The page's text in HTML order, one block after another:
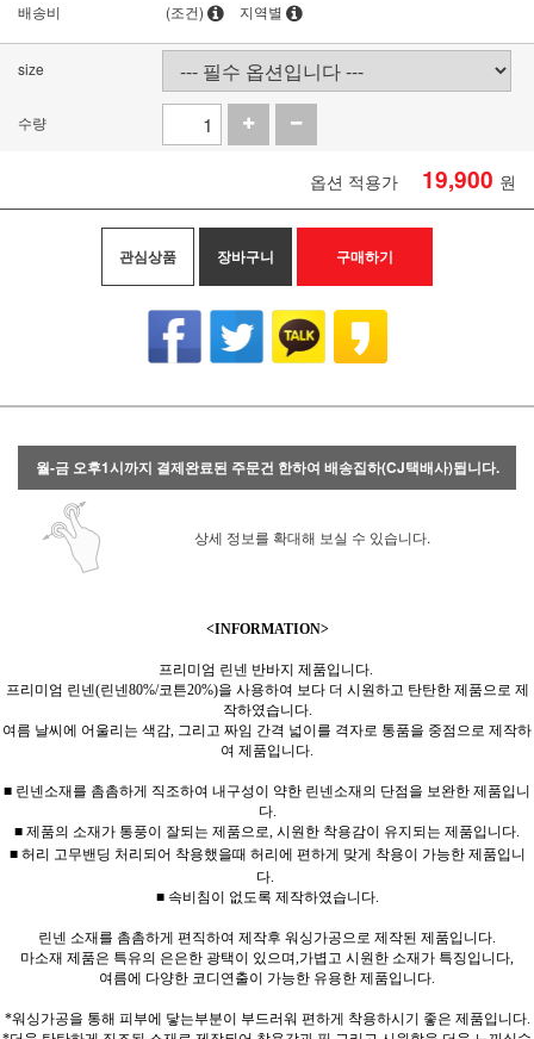
배송비
(조건) 지역별
size
수량
옵션 적용가 19,900 원
관심상품 장바구니 구매하기
월-금 오후1시까지 결제완료된 주문건 한하여 배송집하(CJ택배사)됩니다.
상세 정보를 확대해 보실 수 있습니다.
<INFORMATION>
프리미엄 린넨 반바지 제품입니다.
프리미엄 린넨(린넨80%/코튼20%)을 사용하여 보다 더 시원하고 탄탄한 제품으로 제
작하였습니다.
여름 날씨에 어울리는 색감, 그리고 짜임 간격 넓이를 격자로 통품을 중점으로 제작하
여 제품입니다.
■ 린넨소재를 촘촘하게 직조하여 내구성이 약한 린넨소재의 단점을 보완한 제품입니
다.
■ 제품의 소재가 통풍이 잘되는 제품으로, 시원한 착용감이 유지되는 제품입니다.
■ 허리 고무밴딩 처리되어 착용했을때 허리에 편하게 맞게 착용이 가능한 제품입니
다.
■ 속비침이 없도록 제작하였습니다.
린넨 소재를 촘촘하게 편직하여 제작후 워싱가공으로 제작된 제품입니다.
마소재 제품은 특유의 은은한 광택이 있으며,가볍고 시원한 소재가 특징입니다,
여름에 다양한 코디연출이 가능한 유용한 제품입니다.
*워싱가공을 통해 피부에 닿는부분이 부드러워 편하게 착용하시기 좋은 제품입니다.